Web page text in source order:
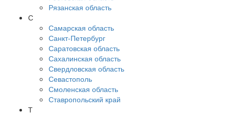
Рязанская область
С
Самарская область
Санкт-Петербург
Саратовская область
Сахалинская область
Свердловская область
Севастополь
Смоленская область
Ставропольский край
Т